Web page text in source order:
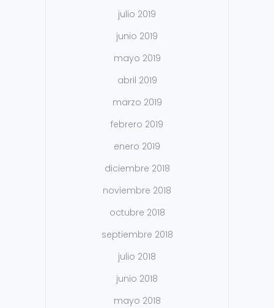
julio 2019
junio 2019
mayo 2019
abril 2019
marzo 2019
febrero 2019
enero 2019
diciembre 2018
noviembre 2018
octubre 2018
septiembre 2018
julio 2018
junio 2018
mayo 2018